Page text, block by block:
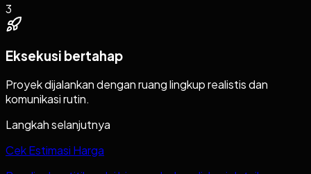
3
Eksekusi bertahap
Proyek dijalankan dengan ruang lingkup realistis dan
komunikasi rutin.
Langkah selanjutnya
Cek Estimasi Harga